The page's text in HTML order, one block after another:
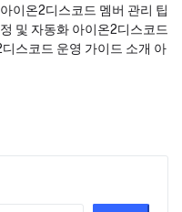
이온2디스코드 멤버 관리 팁
및 자동화 아이온2디스코드
스코드 운영 가이드 소개 아